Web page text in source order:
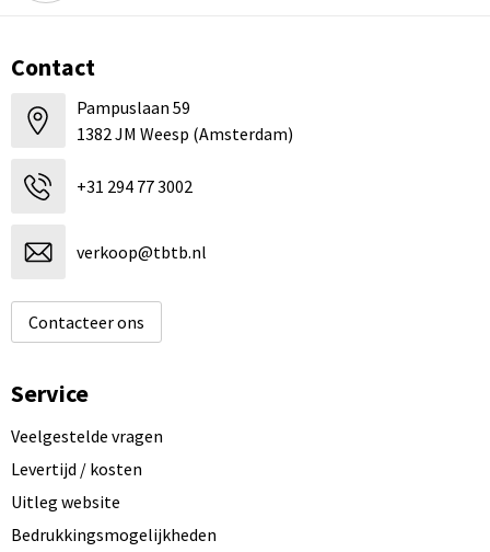
Contact
Pampuslaan 59
1382 JM Weesp (Amsterdam)
+31 294 77 3002
verkoop@tbtb.nl
Contacteer ons
Service
Veelgestelde vragen
Levertijd / kosten
Uitleg website
Bedrukkingsmogelijkheden